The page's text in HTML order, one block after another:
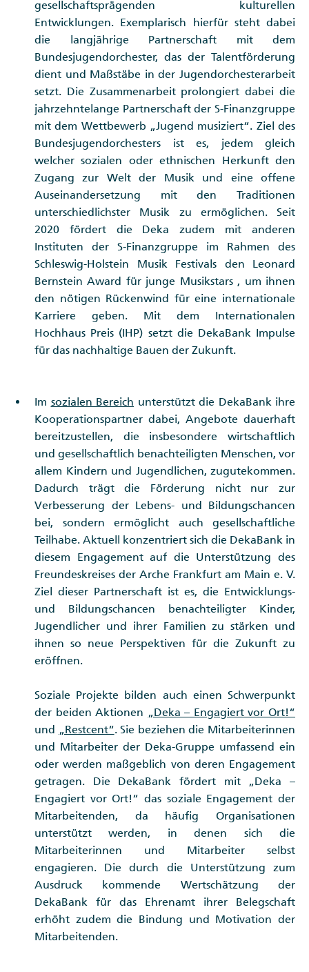
gesellschaftsprägenden kulturellen
Entwicklungen. Exemplarisch hierfür steht dabei
die langjährige Partnerschaft mit dem
Bundesjugendorchester, das der Talentförderung
dient und Maßstäbe in der Jugendorchesterarbeit
setzt. Die Zusammenarbeit prolongiert dabei die
jahrzehntelange Partnerschaft der S-Finanzgruppe
mit dem Wettbewerb „Jugend musiziert“. Ziel des
Bundesjugendorchesters ist es, jedem gleich
welcher sozialen oder ethnischen Herkunft den
Zugang zur Welt der Musik und eine offene
Auseinandersetzung mit den Traditionen
unterschiedlichster Musik zu ermöglichen. Seit
2020 fördert die Deka zudem mit anderen
Instituten der S-Finanzgruppe im Rahmen des
Schleswig-Holstein Musik Festivals den Leonard
Bernstein Award für junge Musikstars , um ihnen
den nötigen Rückenwind für eine internationale
Karriere geben. Mit dem Internationalen
Hochhaus Preis (IHP) setzt die DekaBank Impulse
für das nachhaltige Bauen der Zukunft.
Im sozialen Bereich unterstützt die DekaBank ihre
Kooperationspartner dabei, Angebote dauerhaft
bereitzustellen, die insbesondere wirtschaftlich
und gesellschaftlich benachteiligten Menschen, vor
allem Kindern und Jugendlichen, zugutekommen.
Dadurch trägt die Förderung nicht nur zur
Verbesserung der Lebens- und Bildungschancen
bei, sondern ermöglicht auch gesellschaftliche
Teilhabe. Aktuell konzentriert sich die DekaBank in
diesem Engagement auf die Unterstützung des
Freundeskreises der Arche Frankfurt am Main e. V.
Ziel dieser Partnerschaft ist es, die Entwicklungs-
und Bildungschancen benachteiligter Kinder,
Jugendlicher und ihrer Familien zu stärken und
ihnen so neue Perspektiven für die Zukunft zu
eröffnen.
Soziale Projekte bilden auch einen Schwerpunkt
der beiden Aktionen „Deka – Engagiert vor Ort!“
und „Restcent“. Sie beziehen die Mitarbeiterinnen
und Mitarbeiter der Deka-Gruppe umfassend ein
oder werden maßgeblich von deren Engagement
getragen. Die DekaBank fördert mit „Deka –
Engagiert vor Ort!“ das soziale Engagement der
Mitarbeitenden, da häufig Organisationen
unterstützt werden, in denen sich die
Mitarbeiterinnen und Mitarbeiter selbst
engagieren. Die durch die Unterstützung zum
Ausdruck kommende Wertschätzung der
DekaBank für das Ehrenamt ihrer Belegschaft
erhöht zudem die Bindung und Motivation der
Mitarbeitenden.